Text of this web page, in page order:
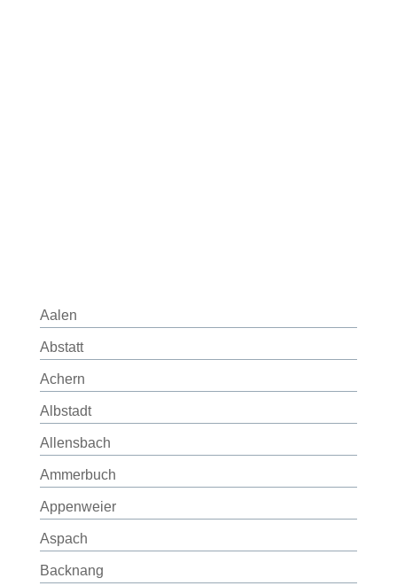
Aalen
Abstatt
Achern
Albstadt
Allensbach
Ammerbuch
Appenweier
Aspach
Backnang